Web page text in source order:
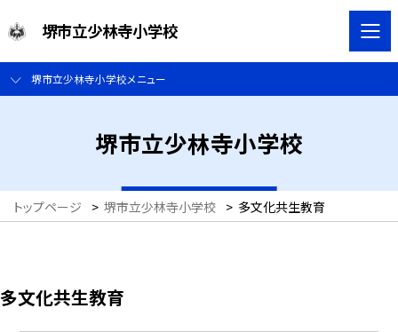
堺市立少林寺小学校
堺市立少林寺小学校メニュー
堺市立少林寺小学校
トップページ > 堺市立少林寺小学校 > 多文化共生教育
多文化共生教育